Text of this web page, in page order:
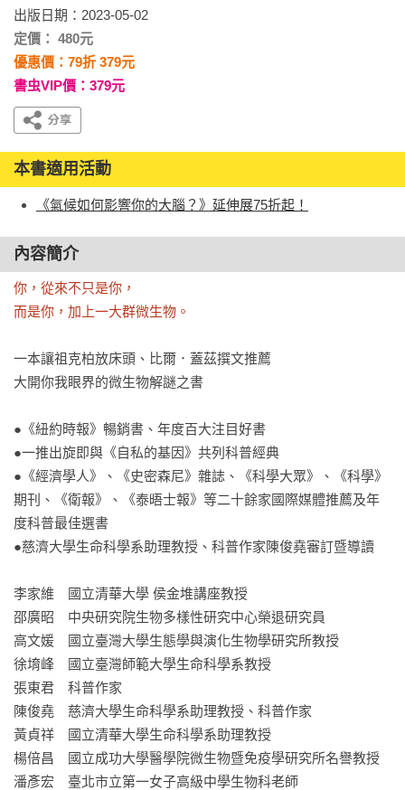
出版日期：2023-05-02
定價： 480元
優惠價：79折 379元
書虫VIP價：379元
本書適用活動
《氣候如何影響你的大腦？》延伸展75折起！
內容簡介
你，從來不只是你，
而是你，加上一大群微生物。
一本讓祖克柏放床頭、比爾．蓋茲撰文推薦
大開你我眼界的微生物解謎之書
●《紐約時報》暢銷書、年度百大注目好書
●一推出旋即與《自私的基因》共列科普經典
●《經濟學人》、《史密森尼》雜誌、《科學大眾》、《科學》
期刊、《衛報》、《泰晤士報》等二十餘家國際媒體推薦及年
度科普最佳選書
●慈濟大學生命科學系助理教授、科普作家陳俊堯審訂暨導讀
李家維　國立清華大學 侯金堆講座教授
邵廣昭　中央研究院生物多樣性研究中心榮退研究員
高文媛　國立臺灣大學生態學與演化生物學研究所教授
徐堉峰　國立臺灣師範大學生命科學系教授
張東君　科普作家
陳俊堯　慈濟大學生命科學系助理教授、科普作家
黃貞祥　國立清華大學生命科學系助理教授
楊倍昌　國立成功大學醫學院微生物暨免疫學研究所名譽教授
潘彥宏　臺北市立第一女子高級中學生物科老師